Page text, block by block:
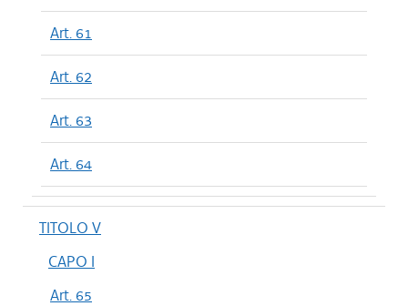
Art. 61
Art. 62
Art. 63
Art. 64
TITOLO V
CAPO I
Art. 65